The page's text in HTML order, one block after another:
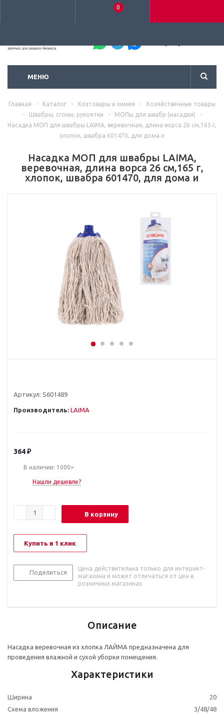
0
МЕНЮ
Главная - Каталог - Хозтовары и химия -
Хозяйственные товары
-
Швабры, сгоны, рукоятки - МОПы для швабр (насадки)
-
Насадка МОП для швабры LAIMA, веревочная, длина ворса 26 см,165 г,
хлопок, швабра 601470, для дома и
Насадка МОП для швабры LAIMA,
веревочная, длина ворса 26 см,165 г,
хлопок, швабра 601470, для дома и
Артикул: S601489
Производитель: LAIMA
364₽
В наличии: 1000>
Нашли дешевле?
В корзину
Купить в 1 клик
Поделиться
Цена действительна только для интернет-
магазина и может отличаться от цен в
розничных магазинах
Описание
Насадка веревочная из хлопка ЛАЙМА предназначена для
проведения влажной и сухой уборки помещения.
Характеристики
Ширина
20
Схема вложения
3/48/48